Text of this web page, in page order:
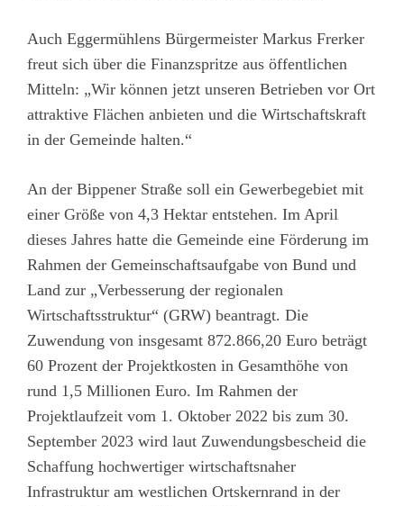
Auch Eggermühlens Bürgermeister Markus Frerker
freut sich über die Finanzspritze aus öffentlichen
Mitteln: „Wir können jetzt unseren Betrieben vor Ort
attraktive Flächen anbieten und die Wirtschaftskraft
in der Gemeinde halten.“
An der Bippener Straße soll ein Gewerbegebiet mit
einer Größe von 4,3 Hektar entstehen. Im April
dieses Jahres hatte die Gemeinde eine Förderung im
Rahmen der Gemeinschaftsaufgabe von Bund und
Land zur „Verbesserung der regionalen
Wirtschaftsstruktur“ (GRW) beantragt. Die
Zuwendung von insgesamt 872.866,20 Euro beträgt
60 Prozent der Projektkosten in Gesamthöhe von
rund 1,5 Millionen Euro. Im Rahmen der
Projektlaufzeit vom 1. Oktober 2022 bis zum 30.
September 2023 wird laut Zuwendungsbescheid die
Schaffung hochwertiger wirtschaftsnaher
Infrastruktur am westlichen Ortskernrand in der